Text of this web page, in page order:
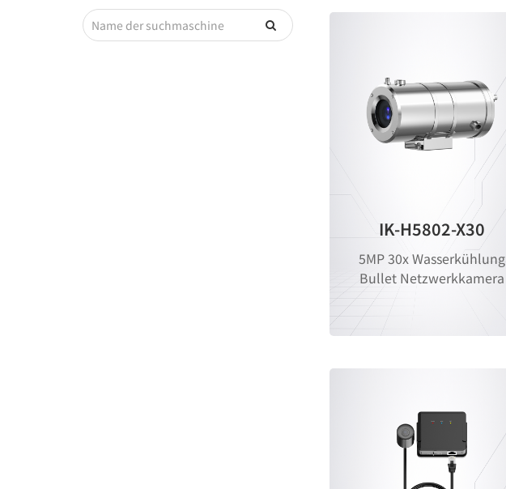
IK-H5802-X30
5MP 30x Wasserkühlung
Bullet Netzwerkkamera